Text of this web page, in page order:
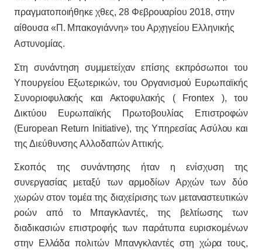
πραγματοποιήθηκε χθες, 28 Φεβρουαρίου 2018, στην
αίθουσα «Π. Μπακογιάννη» του Αρχηγείου Ελληνικής
Αστυνομίας.
Στη συνάντηση συμμετείχαν επίσης εκπρόσωποι του
Υπουργείου Εξωτερικών, του Οργανισμού Ευρωπαϊκής
Συνοριοφυλακής και Ακτοφυλακής ( Frontex ), του
Δικτύου Ευρωπαϊκής Πρωτοβουλίας Επιστροφών
(European Return Initiative), της Υπηρεσίας Ασύλου και
της Διεύθυνσης Αλλοδαπών Αττικής.
Σκοπός της συνάντησης ήταν η ενίσχυση της
συνεργασίας μεταξύ των αρμοδίων Αρχών των δύο
χωρών στον τομέα της διαχείρισης των μεταναστευτικών
ροών από το Μπαγκλαντές, της βελτίωσης των
διαδικασιών επιστροφής των παράτυπα ευρισκομένων
στην Ελλάδα πολιτών Μπανγκλαντές στη χώρα τους,